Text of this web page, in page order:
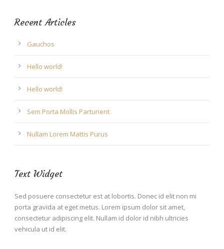
Recent Articles
Gauchos
Hello world!
Hello world!
Sem Porta Mollis Parturient
Nullam Lorem Mattis Purus
Text Widget
Sed posuere consectetur est at lobortis. Donec id elit non mi
porta gravida at eget metus. Lorem ipsum dolor sit amet,
consectetur adipiscing elit. Nullam id dolor id nibh ultricies
vehicula ut id elit.